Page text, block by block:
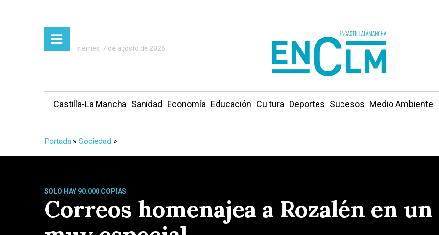
viernes, 7 de agosto de 2026
Castilla-La Mancha Sanidad Economía Educación Cultura Deportes Sucesos Medio Ambiente
Portada » Sociedad »
SOLO HAY 90.000 COPIAS
Correos homenajea a Rozalén en